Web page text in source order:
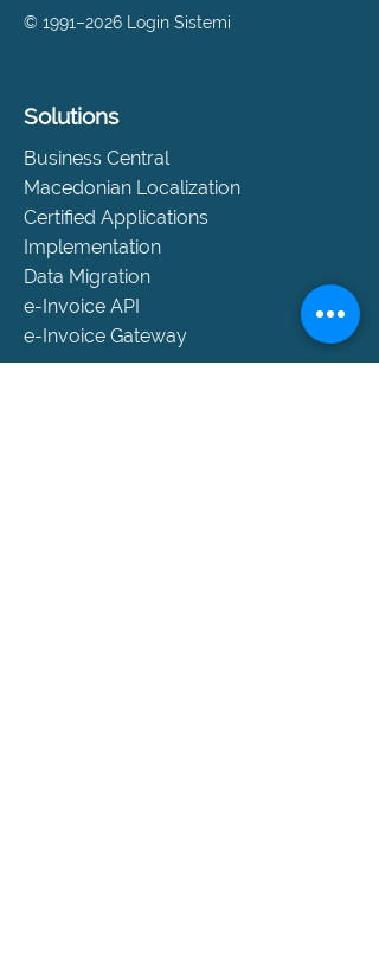
© 1991–2026 Login Sistemi
Solutions
Business Central
Macedonian Localization
Certified Applications
Implementation
Data Migration
e-Invoice API
e-Invoice Gateway